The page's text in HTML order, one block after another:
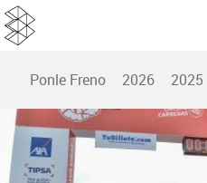
Ponle Freno 2026 2025